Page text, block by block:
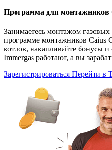
Программа для монтажников
Занимаетесь монтажом
программе монтажников Caius
котлов, накапливайте бонусы
Immergas работают, а вы
Зарегистрироваться Перейти в